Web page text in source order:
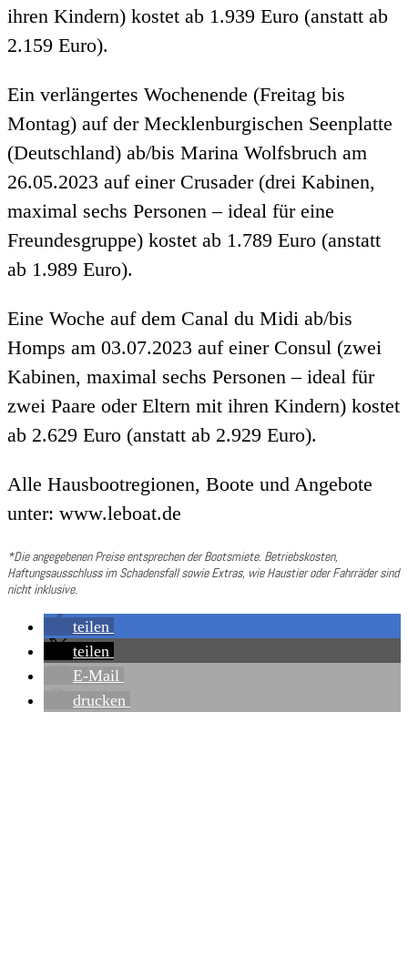
ihren Kindern) kostet ab 1.939 Euro (anstatt ab
2.159 Euro).
Ein verlängertes Wochenende (Freitag bis
Montag) auf der Mecklenburgischen Seenplatte
(Deutschland) ab/bis Marina Wolfsbruch am
26.05.2023 auf einer Crusader (drei Kabinen,
maximal sechs Personen – ideal für eine
Freundesgruppe) kostet ab 1.789 Euro (anstatt
ab 1.989 Euro).
Eine Woche auf dem Canal du Midi ab/bis
Homps am 03.07.2023 auf einer Consul (zwei
Kabinen, maximal sechs Personen – ideal für
zwei Paare oder Eltern mit ihren Kindern) kostet
ab 2.629 Euro (anstatt ab 2.929 Euro).
Alle Hausbootregionen, Boote und Angebote
unter: www.leboat.de
*Die angegebenen Preise entsprechen der Bootsmiete. Betriebskosten,
Haftungsausschluss im Schadensfall sowie Extras, wie Haustier oder Fahrräder sind
nicht inklusive.
teilen
teilen
E-Mail
drucken